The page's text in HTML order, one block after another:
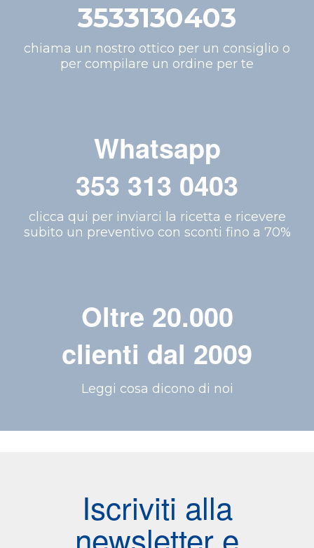
3533130403
chiama un nostro ottico per un consiglio o
per compilare un ordine per te
Whatsapp
353 313 0403
clicca qui per inviarci la ricetta e ricevere
subito un preventivo con sconti fino a 70%
Oltre 20.000
clienti dal 2009
Leggi cosa dicono di noi
Iscriviti alla
newsletter e